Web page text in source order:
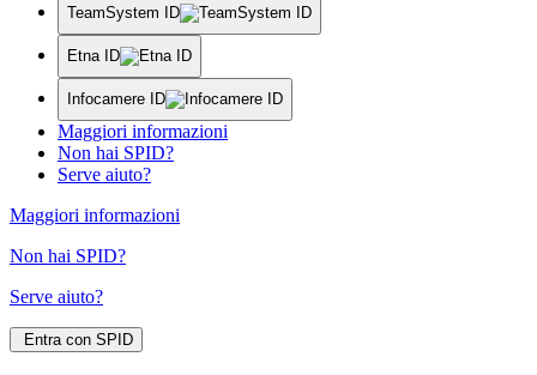
TeamSystem ID
Etna ID
Infocamere ID
Maggiori informazioni
Non hai SPID?
Serve aiuto?
Maggiori informazioni
Non hai SPID?
Serve aiuto?
Entra con SPID